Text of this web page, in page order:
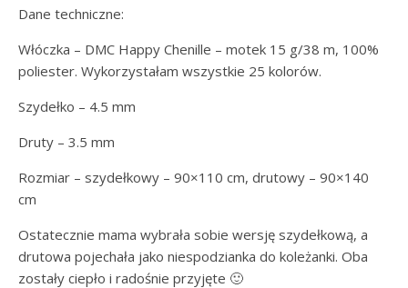
Dane techniczne:
Włóczka – DMC Happy Chenille – motek 15 g/38 m, 100%
poliester. Wykorzystałam wszystkie 25 kolorów.
Szydełko – 4.5 mm
Druty – 3.5 mm
Rozmiar – szydełkowy – 90×110 cm, drutowy – 90×140
cm
Ostatecznie mama wybrała sobie wersję szydełkową, a
drutowa pojechała jako niespodzianka do koleżanki. Oba
zostały ciepło i radośnie przyjęte 🙂